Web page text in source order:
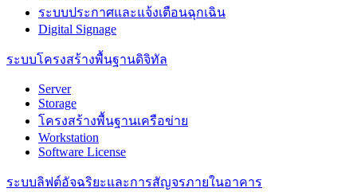
ระบบประกาศและแจ้งเตือนฉุกเฉิน
Digital Signage
ระบบโครงสร้างพื้นฐานดิจิทัล
Server
Storage
โครงสร้างพื้นฐานเครือข่าย
Workstation
Software License
ระบบลิฟต์อัจฉริยะและการสัญจรภายในอาคาร